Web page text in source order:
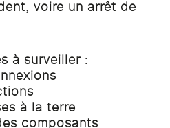
voire un arrêt de
à surveiller :
à la terre
composants